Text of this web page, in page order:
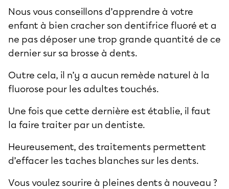
Nous vous conseillons d’apprendre à votre
enfant à bien cracher son dentifrice fluoré et a
ne pas déposer une trop grande quantité de ce
dernier sur sa brosse à dents.
Outre cela, il n’y a aucun remède naturel à la
fluorose pour les adultes touchés.
Une fois que cette dernière est établie, il faut
la faire traiter par un dentiste.
Heureusement, des traitements permettent
d’effacer les taches blanches sur les dents.
Vous voulez sourire à pleines dents à nouveau ?